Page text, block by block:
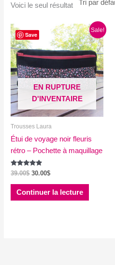
Voici le seul résultat
Save
Sale!
EN RUPTURE
D'INVENTAIRE
Trousses Laura
Étui de voyage noir fleuris
rétro – Pochette à maquillage
Note
5.00
sur 5
39.00$ Le
initial
30.00$Le
actuel
Continuer la lecture